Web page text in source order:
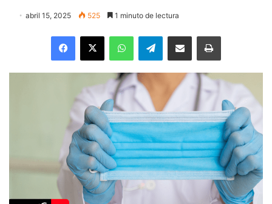
abril 15, 2025 525 1 minuto de lectura
Facebook
X WhatsAppTelegramEnviar vía email Imprimir